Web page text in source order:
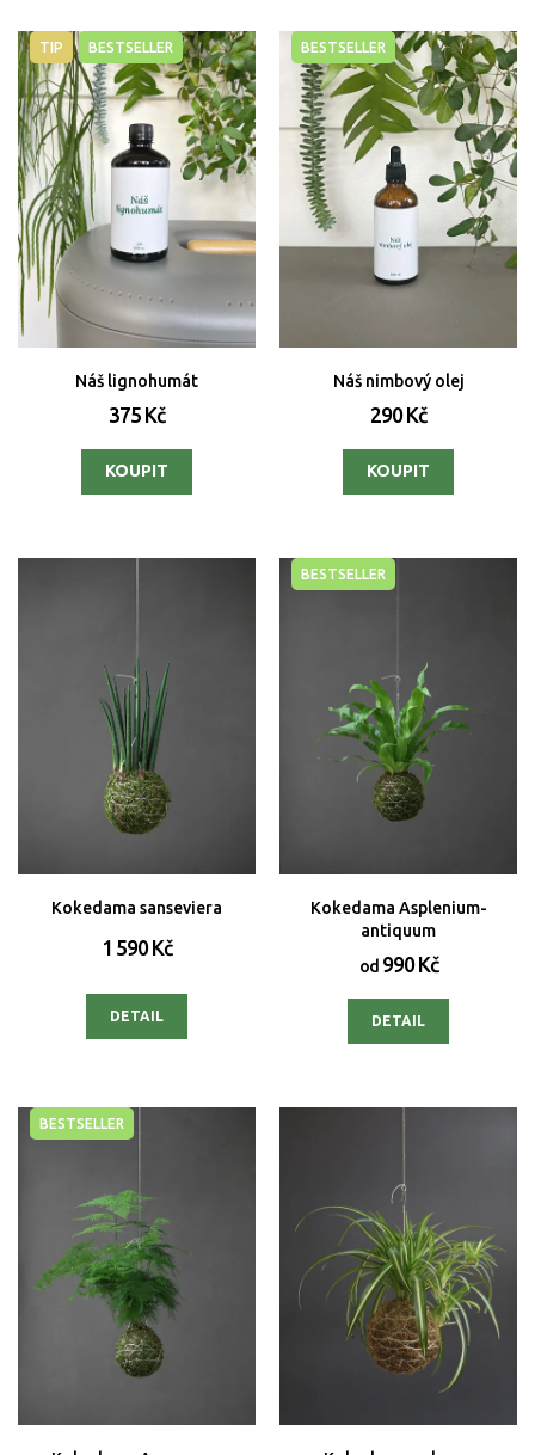
TIP BESTSELLER
Náš lignohumát
375 Kč
BESTSELLER
Náš nimbový olej
290 Kč
Kokedama sanseviera
1 590 Kč
DETAIL
BESTSELLER
Kokedama Asplenium-
antiquum
od990 Kč
DETAIL
BESTSELLER